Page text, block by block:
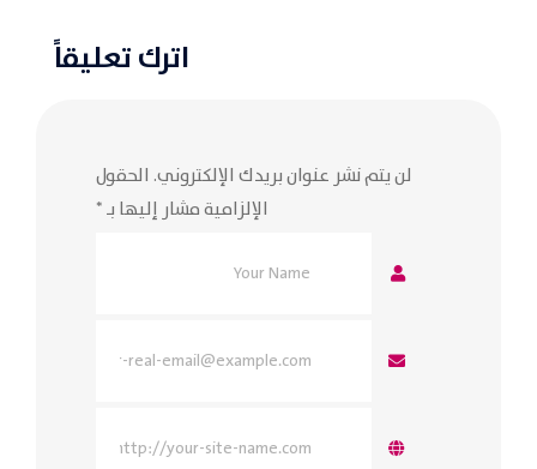
اترك تعليقاً
لن يتم نشر عنوان بريدك الإلكتروني. الحقول
الإلزامية مشار إليها بـ*